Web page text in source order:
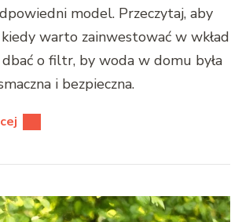
model. Przeczytaj, aby
warto zainwestować w wkład
o filtr, by woda w domu była
i bezpieczna.